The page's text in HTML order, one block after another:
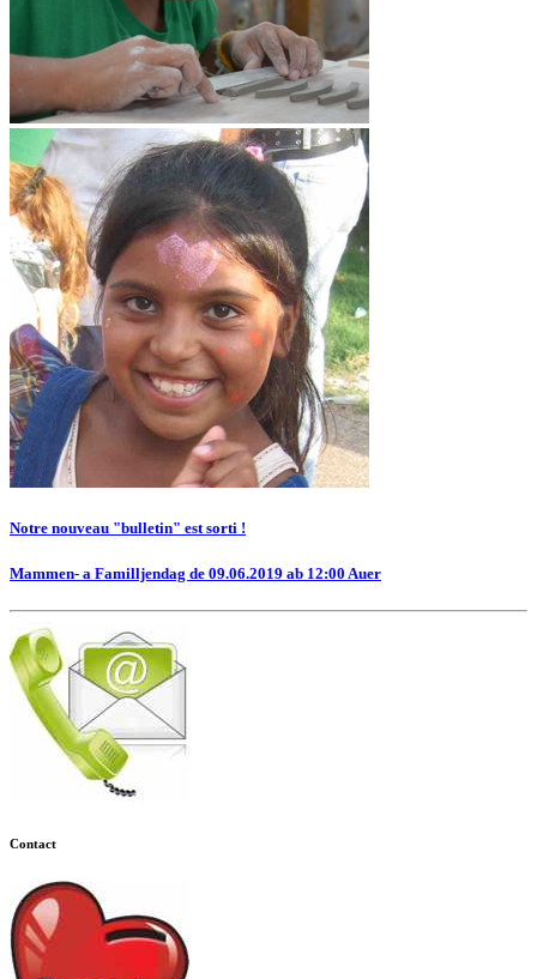
Notre nouveau "bulletin" est sorti !
Mammen- a Familljendag de 09.06.2019 ab 12:00 Auer
Contact